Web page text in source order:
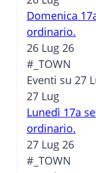
Domenica
ordinario.
26 Lug 26
#_TOWN
Eventi su 27
27 Lug
Lunedì 17a
ordinario.
27 Lug 26
#_TOWN